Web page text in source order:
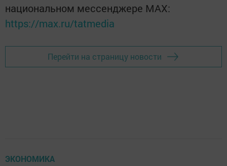
национальном мессенджере MАХ:
https://max.ru/tatmedia
Перейти на страницу новости
ЭКОНОМИКА